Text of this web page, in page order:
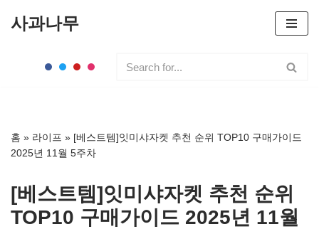
뛰
기
사과나무
홈 » 라이프 » [베스트템]잇미샤자켓 추천 순위 TOP10 구매가이드
2025년 11월 5주차
[베스트템]잇미샤자켓 추천 순위
TOP10 구매가이드 2025년 11월